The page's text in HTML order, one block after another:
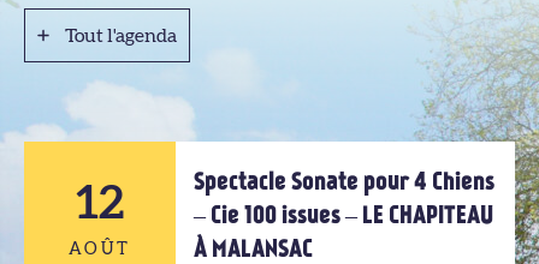
Tout l'agenda
Tout l'agenda
12
AOÛT
Spectacle Sonate pour 4 Chiens
– Cie 100 issues – LE CHAPITEAU
À MALANSAC